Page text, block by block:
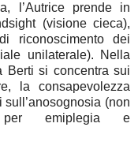
l’Autrice prende in
(visione cieca),
riconoscimento dei
unilaterale). Nella
Berti si concentra sui
la consapevolezza
(non
per emiplegia e